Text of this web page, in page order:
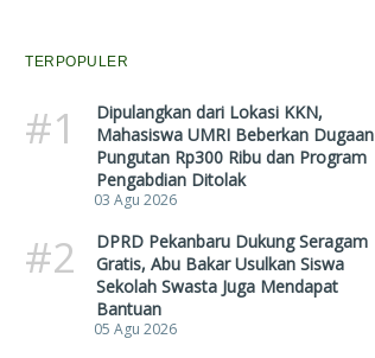
TERPOPULER
#1
Dipulangkan dari Lokasi KKN,
Mahasiswa UMRI Beberkan Dugaan
Pungutan Rp300 Ribu dan Program
Pengabdian Ditolak
03 Agu 2026
#2
DPRD Pekanbaru Dukung Seragam
Gratis, Abu Bakar Usulkan Siswa
Sekolah Swasta Juga Mendapat
Bantuan
05 Agu 2026